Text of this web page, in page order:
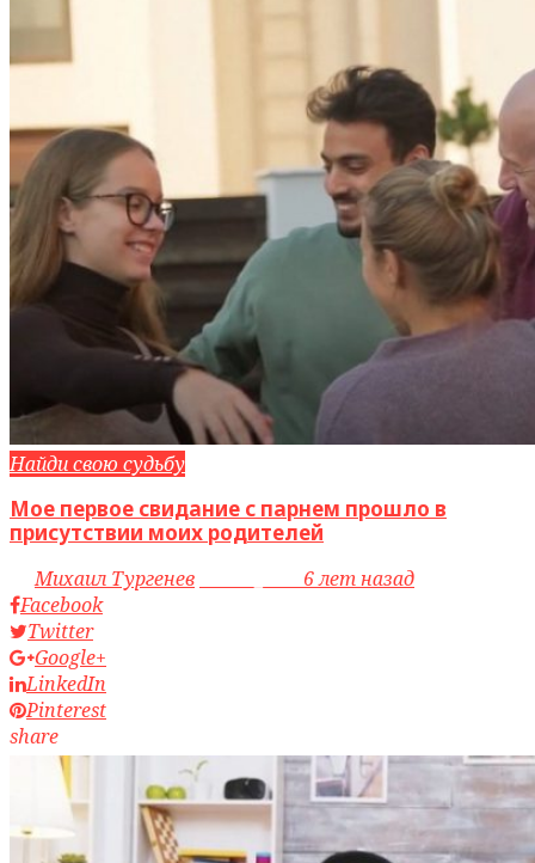
Найди свою судьбу
Мое первое свидание с парнем прошло в
присутствии моих родителей
byМихаил Тургенев
6 лет назад
Facebook
Twitter
Google+
LinkedIn
Pinterest
share